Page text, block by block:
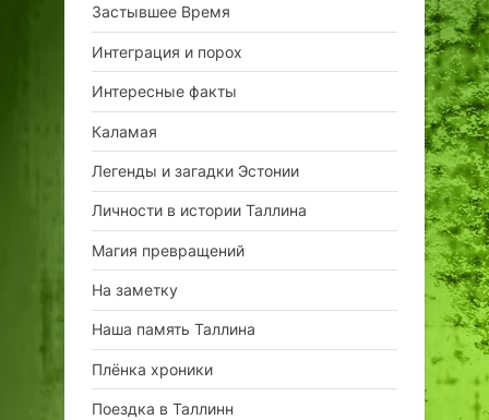
Застывшее Время
Интеграция и порох
Интересные факты
Каламая
Легенды и загадки Эстонии
Личности в истории Таллина
Магия превращений
На заметку
Наша память Таллина
Плёнка хроники
Поездка в Таллинн